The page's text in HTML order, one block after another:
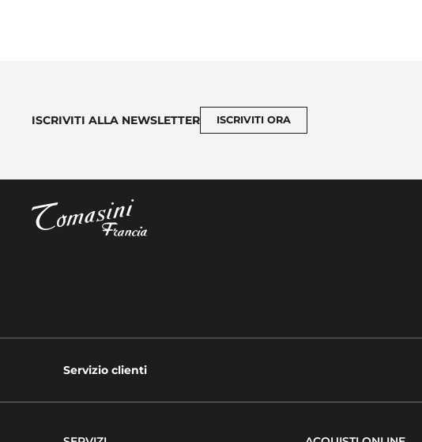
ISCRIVITI ALLA NEWSLETTER ISCRIVITI ORA
Servizio clienti